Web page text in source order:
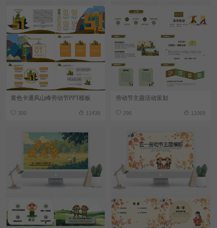
黄色卡通风山峰劳动节PPT模板
300 11438
劳动节主题活动策划
296 11069